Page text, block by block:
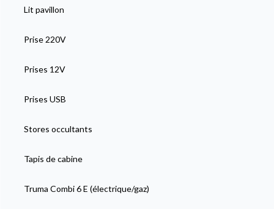
Lit pavillon
Prise 220V
Prises 12V
Prises USB
Stores occultants
Tapis de cabine
Truma Combi 6 E (électrique/gaz)